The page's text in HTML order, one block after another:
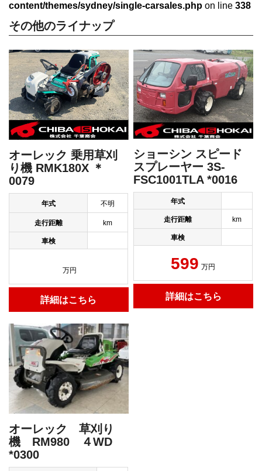
content/themes/sydney/single-carsales.php on line 338
その他のライナップ
オーレック 乗用草刈
り機 RMK180X ＊
0079
年式 不明
走行距離 km
車検
万円
詳細はこちら
ショーシン スピード
スプレーヤー 3S-
FSC1001TLA *0016
年式
走行距離 km
車検
599 万円
詳細はこちら
オーレック 草刈り
機 RM980 ４WD
*0300